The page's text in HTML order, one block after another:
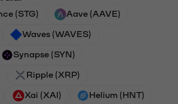
(STG) Aave (AAVE)
Waves (WAVES)
Synapse (SYN)
Ripple (XRP)
Xai (XAI) Helium (HNT)